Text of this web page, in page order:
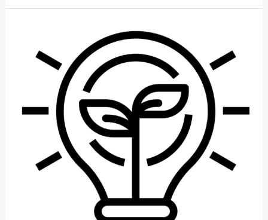
TEMA
COMUNIDADES,
APLICACIÓN
EN
EL
REAL
INNOVACIÓN